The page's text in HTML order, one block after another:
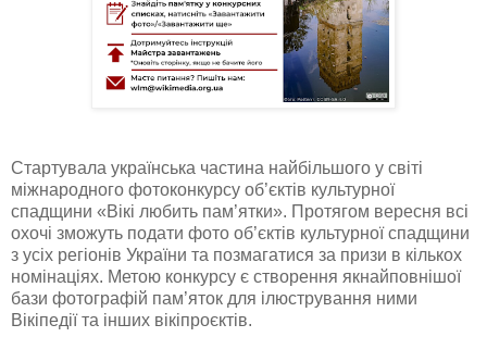
Стартувала українська частина найбільшого у світі
міжнародного фотоконкурсу об’єктів культурної
спадщини «Вікі любить пам’ятки». Протягом вересня всі
охочі зможуть подати фото об’єктів культурної спадщини
з усіх регіонів України та позмагатися за призи в кількох
номінаціях. Метою конкурсу є створення якнайповнішої
бази фотографій пам’яток для ілюстрування ними
Вікіпедії та інших вікіпроєктів.